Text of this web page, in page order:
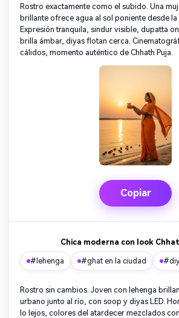
Rostro exactamente como el subido. Una
brillante ofrece agua al sol poniente desde
Expresión tranquila, sindur visible, dupatta
brilla ámbar, diyas flotan cerca.
cálidos, momento auténtico de Chhath Puja.
Copiar
Chica moderna con look
#lehenga #ghat en la ciudad
Rostro sin cambios. Joven con lehenga
urbano junto al río, con soop y diyas LED.
lo lejos, colores del atardecer mezclados
Crea
ilimitadas.
gratis!
Empieza Gratis→